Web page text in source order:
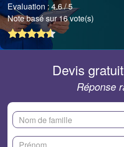
Evaluation :4.6/ 5
Note basé sur 16 vote(s)
Devis
Réponse